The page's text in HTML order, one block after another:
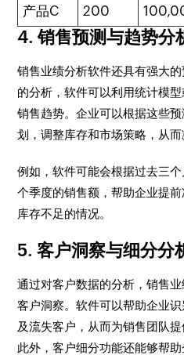
产品C
200
4. 销售预测与趋势分
销售业绩分析软件还具有强大
的分析，软件可以利用统计模
销售趋势。企业可以根据这些
划，调整库存和市场策略，从而
例如，软件可能会根据过去三
个季度的销售额，帮助企业提
库存不足的情况。
5. 客户洞察与细分分
通过对客户数据的分析，销售
客户洞察。软件可以帮助企业
及流失客户，从而为销售团队提
此外，客户细分功能还能够帮